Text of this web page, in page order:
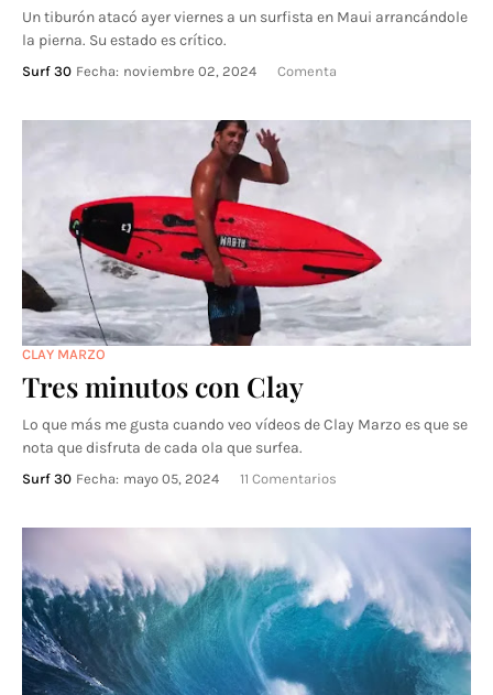
Un tiburón atacó ayer viernes a un surfista en Maui arrancándole
la pierna. Su estado es crítico.
Surf 30 Fecha: noviembre 02, 2024 Comenta
CLAY MARZO
Tres minutos con Clay
Lo que más me gusta cuando veo vídeos de Clay Marzo es que se
nota que disfruta de cada ola que surfea.
Surf 30 Fecha: mayo 05, 2024 11 Comentarios